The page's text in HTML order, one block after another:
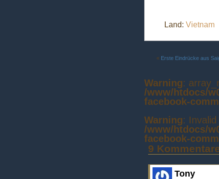
Land: Vietnam
« Erste Eindrücke aus
Warning:
/www/htdocs/
facebook-
Warning:
/www/htdocs/
facebook-
9
Tony